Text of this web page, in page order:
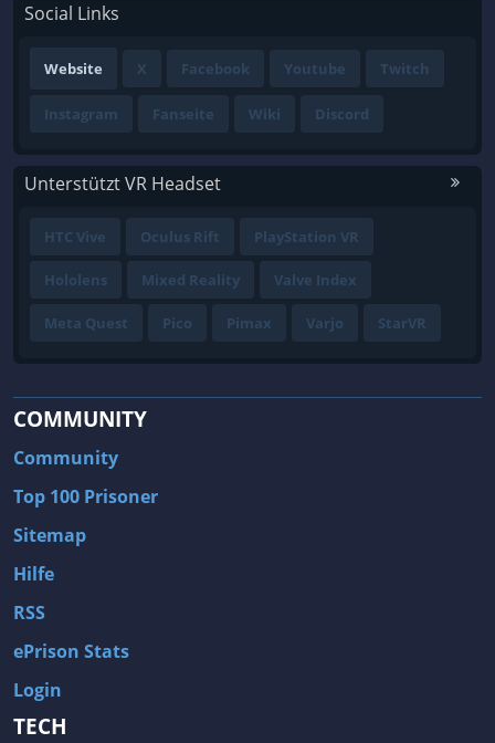
Social Links
Website X Facebook Youtube Twitch
Instagram Fanseite Wiki Discord
Unterstützt VR Headset
HTC Vive Oculus Rift PlayStation VR
Hololens Mixed Reality Valve Index
Meta Quest Pico Pimax Varjo StarVR
COMMUNITY
Community
Top 100 Prisoner
Sitemap
Hilfe
RSS
ePrison Stats
Login
TECH